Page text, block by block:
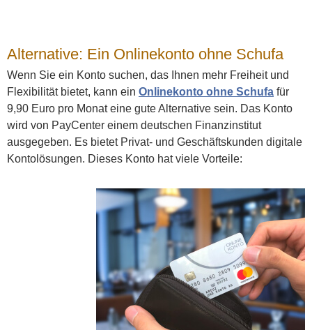
Alternative: Ein Onlinekonto ohne Schufa
Wenn Sie ein Konto suchen, das Ihnen mehr Freiheit und
Flexibilität bietet, kann ein Onlinekonto ohne Schufa für
9,90 Euro pro Monat eine gute Alternative sein. Das Konto
wird von PayCenter einem deutschen Finanzinstitut
ausgegeben. Es bietet Privat- und Geschäftskunden digitale
Kontolösungen. Dieses Konto hat viele Vorteile: